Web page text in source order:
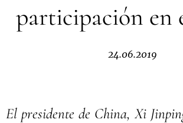
participación en
24.06.2019
El presidente de China, Xi